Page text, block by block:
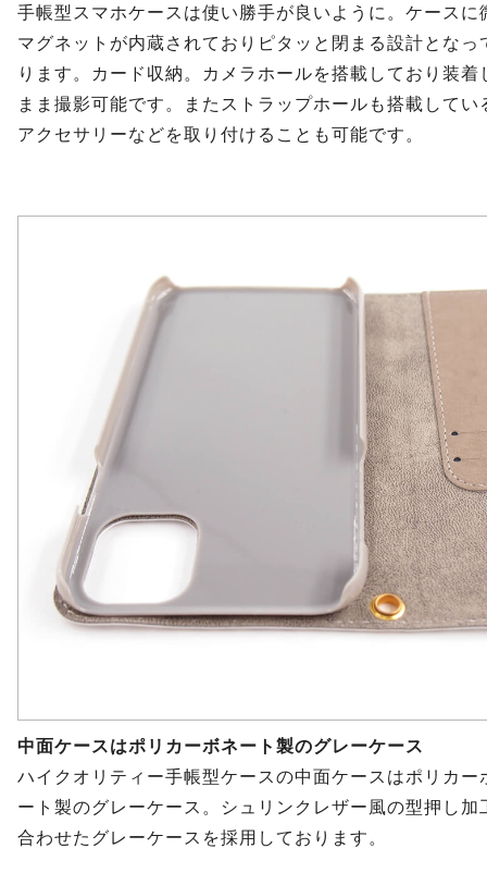
手帳型スマホケースは使い勝手が良いように。ケースに
マグネットが内蔵されておりピタッと閉まる設計となっ
ります。カード収納。カメラホールを搭載しており装着
まま撮影可能です。またストラップホールも搭載してい
アクセサリーなどを取り付けることも可能です。
中面ケースはポリカーボネート製のグレーケース
ハイクオリティー手帳型ケースの中面ケースはポリカー
ート製のグレーケース。シュリンクレザー風の型押し加
合わせたグレーケースを採用しております。